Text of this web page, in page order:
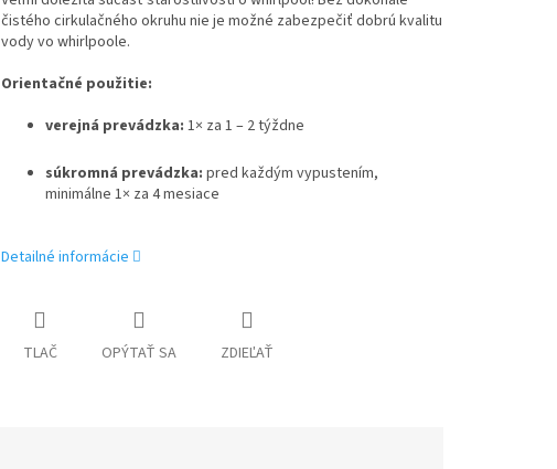
čistého cirkulačného okruhu nie je možné zabezpečiť dobrú kvalitu
vody vo whirlpoole.
Orientačné použitie:
verejná prevádzka: 1× za 1 – 2 týždne
súkromná prevádzka: pred každým vypustením,
minimálne 1× za 4 mesiace
Detailné informácie
TLAČ OPÝTAŤ SA ZDIEĽAŤ